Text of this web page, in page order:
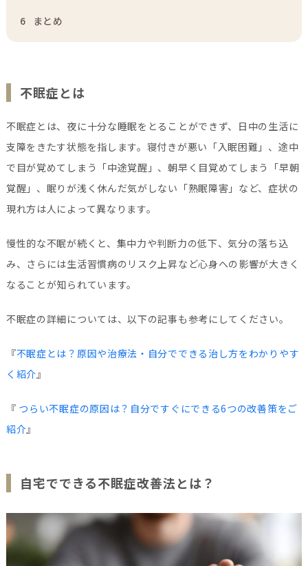
6
まとめ
不眠症とは
不眠症とは、夜に十分な睡眠をとることができず、日中の生活に
支障をきたす状態を指します。寝付きが悪い「入眠困難」、途中
で目が覚めてしまう「中途覚醒」、朝早く目覚めてしまう「早朝
覚醒」、眠りが浅く休んだ気がしない「熟眠障害」など、症状の
現れ方は人によって異なります。
慢性的な不眠が続くと、集中力や判断力の低下、気分の落ち込
み、さらには生活習慣病のリスク上昇など心身への影響が大きく
なることが知られています。
不眠症の詳細については、以下の記事も参考にしてください。
『不眠症とは？原因や治療法・自分でできる治し方をわかりやす
く紹介』
『 つらい不眠​​症の原因は？自分ですぐにできる6つの改善策をご
紹介』
自宅でできる不眠症改善法とは？